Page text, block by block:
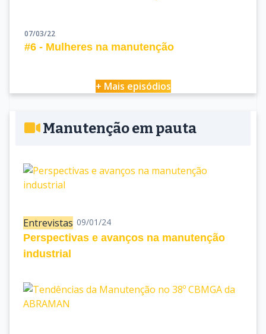
07/03/22
#6 - Mulheres na manutenção
+ Mais episódios
Manutenção em pauta
Entrevistas 09/01/24
Perspectivas e avanços na manutenção
industrial